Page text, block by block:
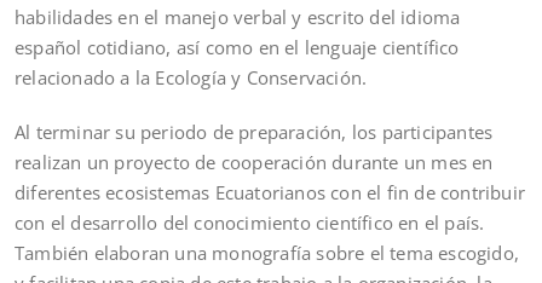
habilidades en el manejo verbal y escrito del idioma
español cotidiano, así como en el lenguaje científico
relacionado a la Ecología y Conservación.
Al terminar su periodo de preparación, los participantes
realizan un proyecto de cooperación durante un mes en
diferentes ecosistemas Ecuatorianos con el fin de contribuir
con el desarrollo del conocimiento científico en el país.
También elaboran una monografía sobre el tema escogido,